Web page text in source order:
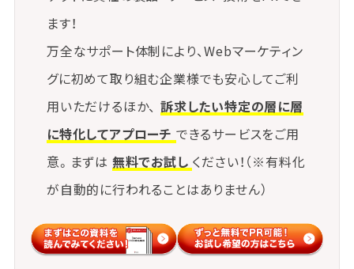
ます！
万全なサポート体制により、Webマーケティン
グに初めて取り組む企業様でも安心してご利
用いただけるほか、 訴求したい特定の層に層
に特化してアプローチ できるサービスをご用
意。まずは 無料でお試し ください！（※有料化
が自動的に行われることはありません）